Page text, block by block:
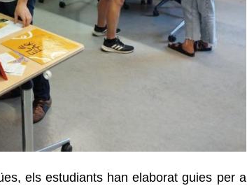
els estudiants han elaborat guies per a